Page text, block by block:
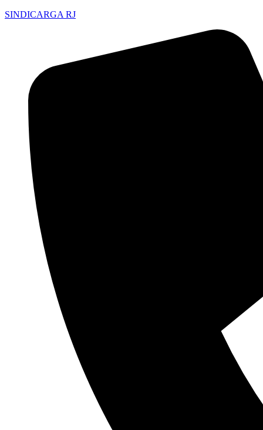
SINDICARGA RJ